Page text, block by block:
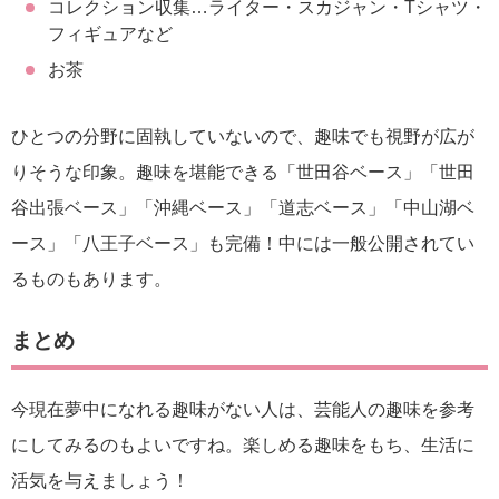
コレクション収集…ライター・スカジャン・Tシャツ・
フィギュアなど
お茶
ひとつの分野に固執していないので、趣味でも視野が広が
りそうな印象。趣味を堪能できる「世田谷ベース」「世田
谷出張ベース」「沖縄ベース」「道志ベース」「中山湖ベ
ース」「八王子ベース」も完備！中には一般公開されてい
るものもあります。
まとめ
今現在夢中になれる趣味がない人は、芸能人の趣味を参考
にしてみるのもよいですね。楽しめる趣味をもち、生活に
活気を与えましょう！